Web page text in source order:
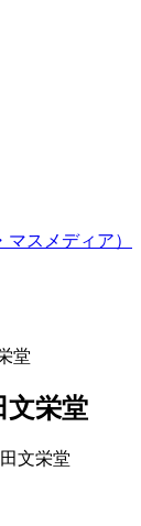
スメディア）
堂
文栄堂